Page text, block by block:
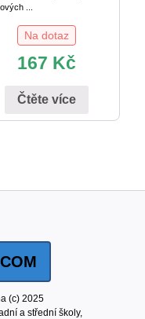
...
Na dotaz
167 Kč
Čtěte více
(c) 2025
a střední školy,